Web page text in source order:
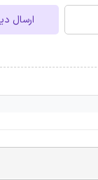
ارسال